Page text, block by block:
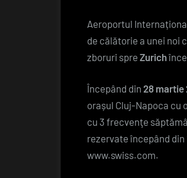
Aeroportul
de călătorie a unei noi
zboruri spre Zurich
Începând din 28 martie
orașul Cluj-Napoca cu
cu 3 frecvenţe
rezervate începând
www.swiss.com.